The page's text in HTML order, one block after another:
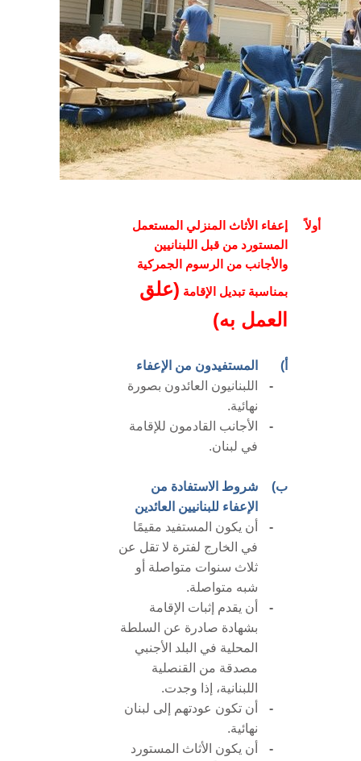
أولاً
إعفاء الأثاث المنزلي المستعمل
المستورد من قبل اللبنانيين
والأجانب من الرسوم الجمركية
بمناسبة تبديل الإقامة (علق
العمل به)
أ)
المستفيدون من الإعفاء
-
اللبنانيون العائدون بصورة
نهائية.
-
الأجانب القادمون للإقامة
في لبنان.
ب)
شروط الاستفادة من
الإعفاء للبنانيين العائدين
-
أن يكون المستفيد مقيمًا
في الخارج لفترة لا تقل عن
ثلاث سنوات متواصلة أو
شبه متواصلة.
-
أن يقدم إثبات الإقامة
بشهادة صادرة عن السلطة
المحلية في البلد الأجنبي
مصدقة من القنصلية
اللبنانية، إذا وجدت.
-
أن تكون عودتهم إلى لبنان
نهائية.
-
أن يكون الأثاث المستورد